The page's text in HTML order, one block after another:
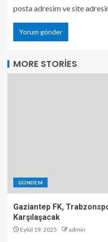
posta adresim ve site
MORE STORIES
GÜNDEM
Gaziantep FK,
Karşılaşacak
Eylül 19, 2025 admin